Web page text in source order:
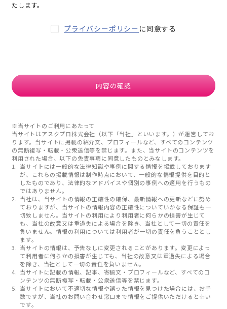
たします。
プライバシーポリシー に同意する
内容の確認
※当サイトのご利用にあたって
当サイトはアスクプロ株式会社（以下「当社」といいます。）が運営してお
ります。当サイトに掲載の紹介文、プロフィールなど、すべてのコンテンツ
の無断複写・転載・公衆送信等を禁じます。また、当サイトのコンテンツを
利用された場合、以下の免責事項に同意したものとみなします。
当サイトには一般的な法律知識や事例に関する情報を掲載しております
が、これらの掲載情報は制作時点において、一般的な情報提供を目的と
したものであり、法律的なアドバイスや個別の事例への適用を行うもの
ではありません。
当社は、当サイトの情報の正確性の確保、最新情報への更新などに努め
ておりますが、当サイトの情報内容の正確性についていかなる保証も一
切致しません。当サイトの利用により利用者に何らかの損害が生じて
も、当社の故意又は重過失による場合を除き、当社として一切の責任を
負いません。情報の利用については利用者が一切の責任を負うこととし
ます。
当サイトの情報は、予告なしに変更されることがあります。変更によっ
て利用者に何らかの損害が生じても、当社の故意又は重過失による場合
を除き、当社として一切の責任を負いません。
当サイトに記載の情報、記事、寄稿文・プロフィールなど、すべてのコ
ンテンツの無断複写・転載・公衆送信等を禁じます。
当サイトにおいて不適切な情報や誤った情報を見つけた場合には、お手
数ですが、当社のお問い合わせ窓口まで情報をご提供いただけると幸い
です。